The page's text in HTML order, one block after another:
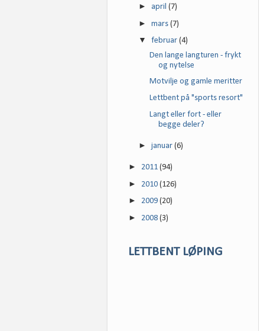
►april(7)
►mars(7)
▼februar(4)
Den lange langturen - frykt
og nytelse
Motvilje og gamle meritter
Lettbent på "sports resort"
Langt eller fort - eller
begge deler?
►januar(6)
► 2011 (94)
► 2010 (126)
► 2009 (20)
► 2008 (3)
LETTBENT LØPING